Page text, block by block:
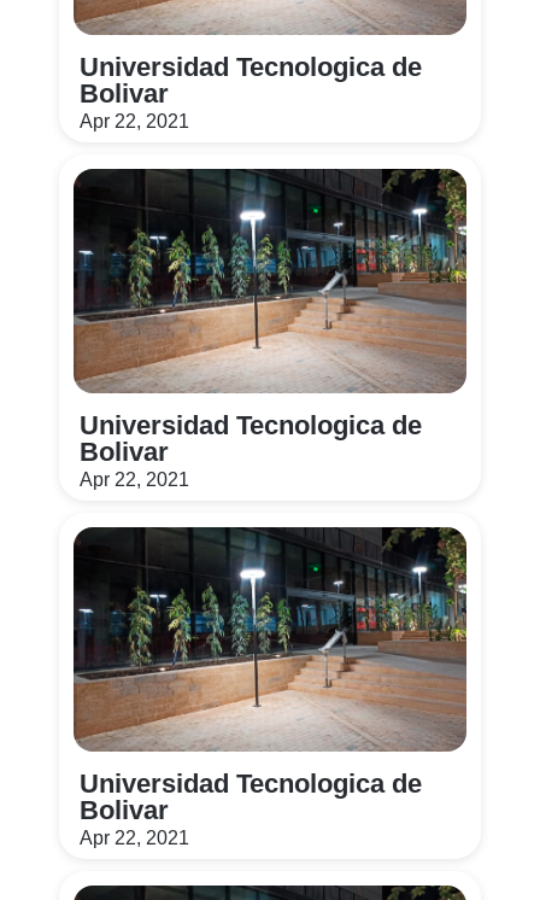
Universidad Tecnologica de
Bolivar
Apr 22, 2021
Universidad Tecnologica de
Bolivar
Apr 22, 2021
Universidad Tecnologica de
Bolivar
Apr 22, 2021